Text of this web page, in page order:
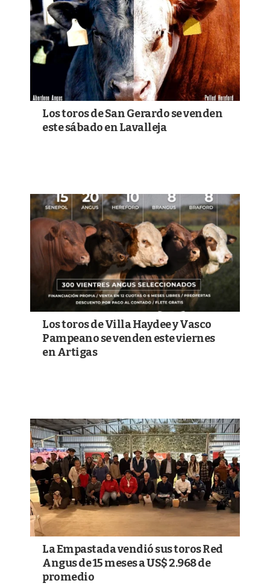
Los toros de San Gerardo se venden
este sábado en Lavalleja
Los toros de Villa Haydee y Vasco
Pampeano se venden este viernes
en Artigas
La Empastada vendió sus toros Red
Angus de 15 meses a US$ 2.968 de
promedio